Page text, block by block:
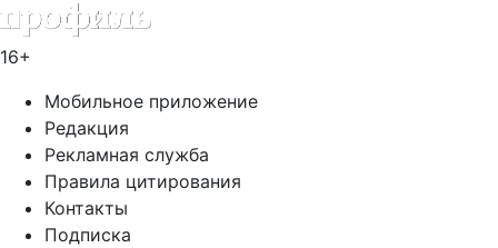
16+
Мобильное приложение
Редакция
Рекламная служба
Правила цитирования
Контакты
Подписка